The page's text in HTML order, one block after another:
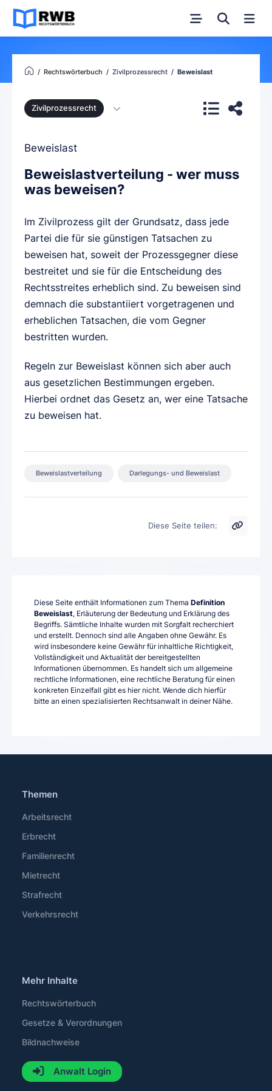
Rechtswörterbuch Zivilprozessrecht Beweislast
Zivilprozessrecht
Beweislast
Beweislastverteilung - wer muss
was beweisen?
Im Zivilprozess gilt der Grundsatz, dass jede
Partei die für sie günstigen Tatsachen zu
beweisen hat, soweit der Prozessgegner diese
bestreitet und sie für die Entscheidung des
Rechtsstreites erheblich sind. Zu beweisen sind
demnach die substantiiert vorgetragenen und
erheblichen Tatsachen, die vom Gegner
bestritten wurden.
Regeln zur Beweislast können sich aber auch
aus gesetzlichen Bestimmungen ergeben.
Hierbei ordnet das Gesetz an, wer eine Tatsache
zu beweisen hat.
Beweislastverteilung Darlegungs- und Beweislast
Diese Seite teilen:
Diese Seite enthält Informationen zum Thema Definition
Beweislast, Erläuterung der Bedeutung und Erklärung des
Begriffs. Sämtliche Inhalte wurden mit Sorgfalt recherchiert
und erstellt. Dennoch sind alle Angaben ohne Gewähr. Es
wird insbesondere keine Gewähr für inhaltliche Richtigkeit,
Vollständigkeit und Aktualität der bereitgestellten
Informationen übernommen. Es handelt sich um allgemeine
rechtliche Informationen, eine rechtliche Beratung für einen
konkreten Einzelfall gibt es hier nicht. Wende dich hierfür
bitte an einen spezialisierten Rechtsanwalt in deiner Nähe.
Themen
Arbeitsrecht
Erbrecht
Familienrecht
Mietrecht
Strafrecht
Verkehrsrecht
Mehr Inhalte
Rechtswörterbuch
Gesetze & Verordnungen
Bildnachweise
Anwalt Login